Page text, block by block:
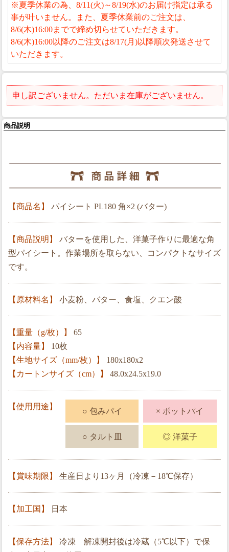
※夏季休業の為、8/11(火)～8/19(水)のお届け指定は承る
事が叶いません。また、夏季休業前のご注文は、
8/6(木)16:00までで締め切らせていただきます。
8/6(木)16:00以降のご注文は8/17(月)以降順次発送させて
いただきます。
申し訳ございません。ただいま在庫がございません。
商品説明
【商品名】 パイシート PL180 角×2 (バター)
【商品説明】
バターを使用した、洋菓子作りに最適な角
型パイシート。作業場所を取らない、コンパクトなサイズ
です。
【原材料名】 小麦粉、バター、食塩、クエン酸
【重量（g/枚）】
65
【内容量】
10枚
【生地サイズ（mm/枚）】
180x180x2
【カートンサイズ（cm）】
48.0x24.5x19.0
【使用用途】
○ 包みパイ × ポットパイ
○ タルト皿 ◎ 洋菓子
【賞味期限】 生産日より13ヶ月（冷凍－18℃保存）
【加工国】 日本
【保存方法】
冷凍 解凍開封後は冷蔵（5℃以下）で保